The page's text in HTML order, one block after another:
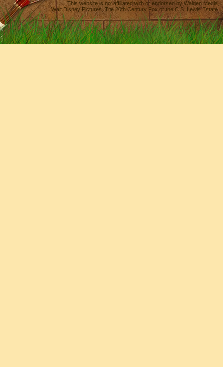
This website is not affiliated with or endorsed byWalden Media
Walt Disney Pictures,The 20th Century Fox or the C.S. Lewis Estate.